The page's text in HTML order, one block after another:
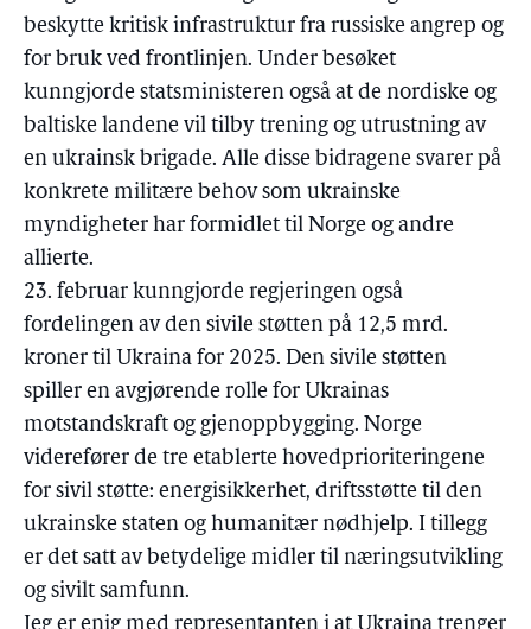
beskytte kritisk infrastruktur fra russiske angrep og
for bruk ved frontlinjen. Under besøket
kunngjorde statsministeren også at de nordiske og
baltiske landene vil tilby trening og utrustning av
en ukrainsk brigade. Alle disse bidragene svarer på
konkrete militære behov som ukrainske
myndigheter har formidlet til Norge og andre
allierte.
23. februar kunngjorde regjeringen også
fordelingen av den sivile støtten på 12,5 mrd.
kroner til Ukraina for 2025. Den sivile støtten
spiller en avgjørende rolle for Ukrainas
motstandskraft og gjenoppbygging. Norge
viderefører de tre etablerte hovedprioriteringene
for sivil støtte: energisikkerhet, driftsstøtte til den
ukrainske staten og humanitær nødhjelp. I tillegg
er det satt av betydelige midler til næringsutvikling
og sivilt samfunn.